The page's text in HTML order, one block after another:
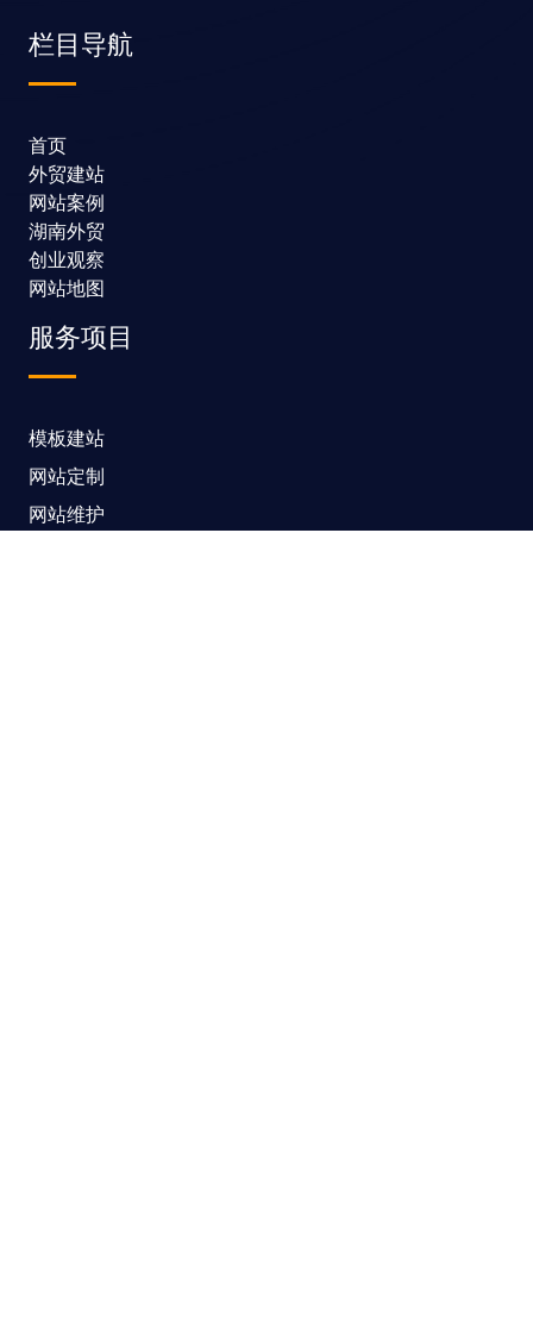
栏目导航
首页
外贸建站
网站案例
湖南外贸
创业观察
网站地图
服务项目
模板建站
网站定制
网站维护